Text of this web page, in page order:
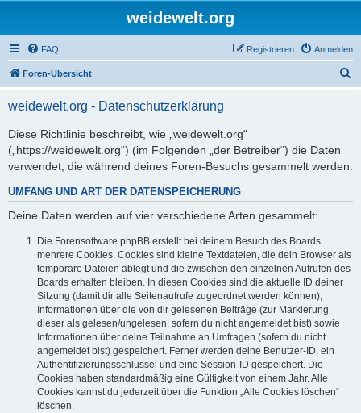
weidewelt.org
FAQ Anmelden
Registrieren
Foren-Übersicht
weidewelt.org - Datenschutzerklärung
Diese Richtlinie beschreibt, wie „weidewelt.org“
(„https://weidewelt.org“) (im Folgenden „der Betreiber“) die Daten
verwendet, die während deines Foren-Besuchs gesammelt werden.
UMFANG UND ART DER DATENSPEICHERUNG
Deine Daten werden auf vier verschiedene Arten gesammelt:
Die Forensoftware phpBB erstellt bei deinem Besuch des Boards
mehrere Cookies. Cookies sind kleine Textdateien, die dein Browser als
temporäre Dateien ablegt und die zwischen den einzelnen Aufrufen des
Boards erhalten bleiben. In diesen Cookies sind die aktuelle ID deiner
Sitzung (damit dir alle Seitenaufrufe zugeordnet werden können),
Informationen über die von dir gelesenen Beiträge (zur Markierung
dieser als gelesen/ungelesen; sofern du nicht angemeldet bist) sowie
Informationen über deine Teilnahme an Umfragen (sofern du nicht
angemeldet bist) gespeichert. Ferner werden deine Benutzer-ID, ein
Authentifizierungsschlüssel und eine Session-ID gespeichert. Die
Cookies haben standardmäßig eine Gültigkeit von einem Jahr. Alle
Cookies kannst du jederzeit über die Funktion „Alle Cookies löschen“
löschen.